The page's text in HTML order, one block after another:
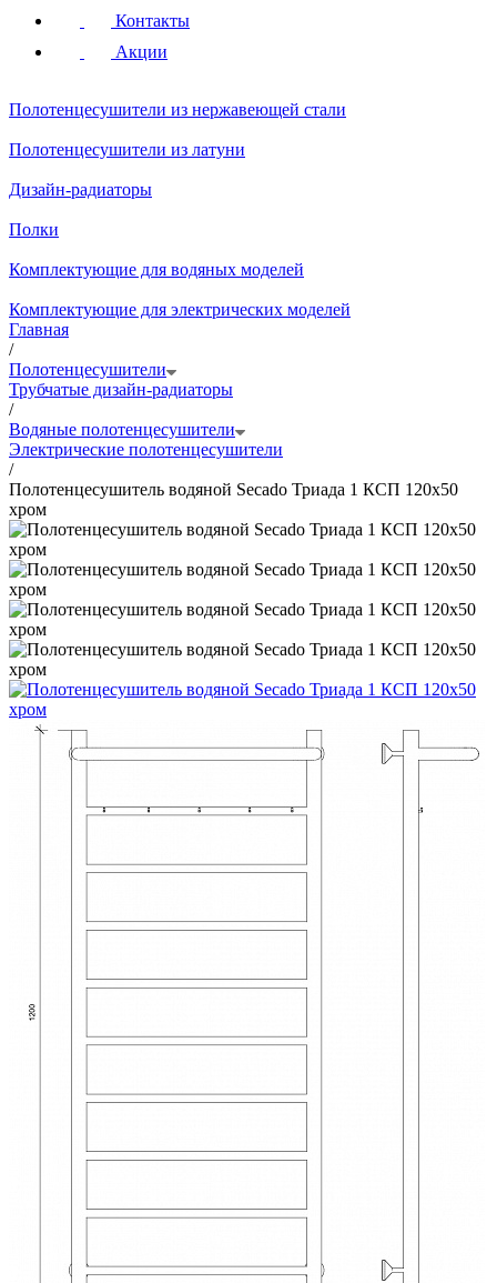
Контакты
Акции
Полотенцесушители из нержавеющей стали
Полотенцесушители из латуни
Дизайн-радиаторы
Полки
Комплектующие для водяных моделей
Комплектующие для электрических моделей
Главная
/
Полотенцесушители
Трубчатые дизайн-радиаторы
/
Водяные полотенцесушители
Электрические полотенцесушители
/
Полотенцесушитель водяной Secado Триада 1 КСП 120x50
хром